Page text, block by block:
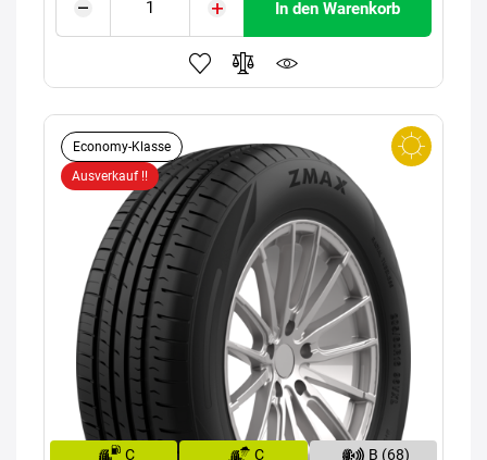
In den Warenkorb
Economy-Klasse
Ausverkauf !!
C C B (68)